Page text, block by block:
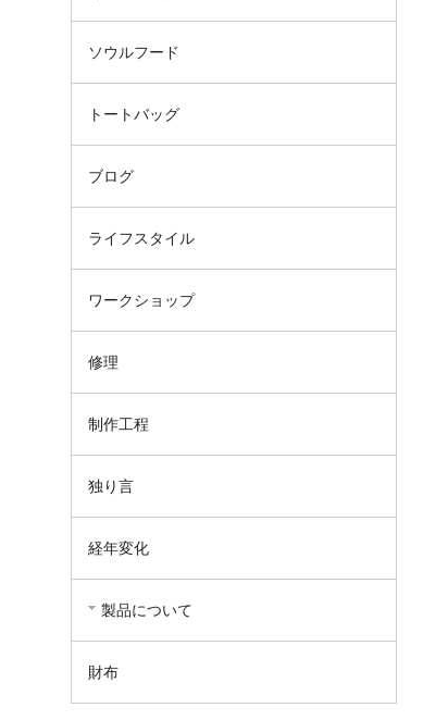
ソウルフード
トートバッグ
ブログ
ライフスタイル
ワークショップ
修理
制作工程
独り言
経年変化
製品について
財布